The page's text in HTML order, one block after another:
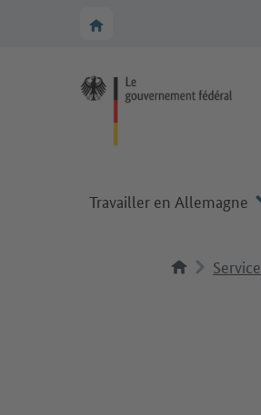
Travailler en Allemagne
Service